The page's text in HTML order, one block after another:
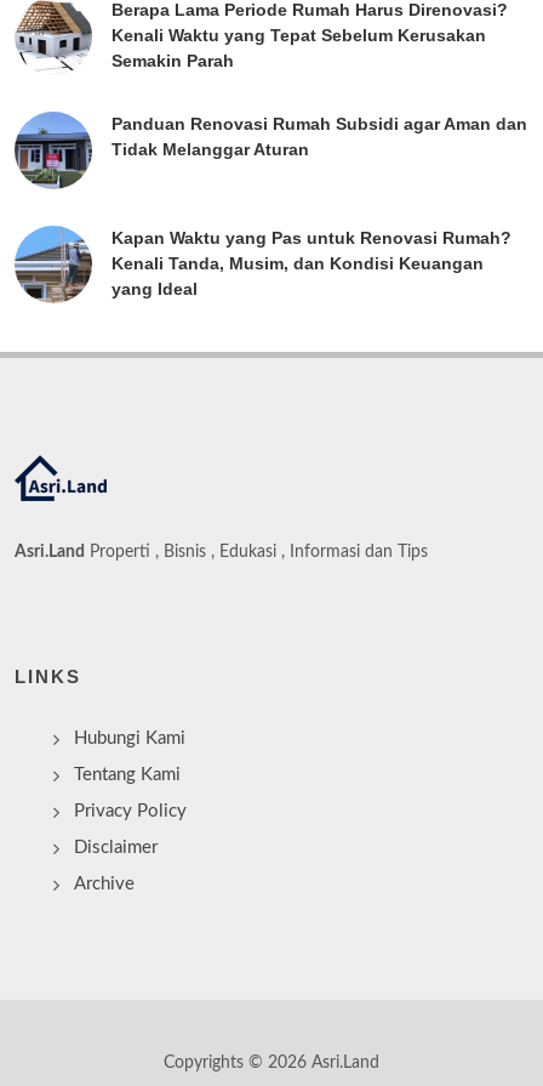
Berapa Lama Periode Rumah Harus Direnovasi?
Kenali Waktu yang Tepat Sebelum Kerusakan
Semakin Parah
Panduan Renovasi Rumah Subsidi agar Aman dan
Tidak Melanggar Aturan
Kapan Waktu yang Pas untuk Renovasi Rumah?
Kenali Tanda, Musim, dan Kondisi Keuangan
yang Ideal
Asri.Land Properti , Bisnis , Edukasi , Informasi dan Tips
LINKS
Hubungi Kami
Tentang Kami
Privacy Policy
Disclaimer
Archive
Copyrights © 2026 Asri.Land